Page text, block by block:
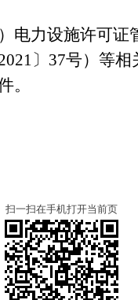
电力设施许可证
〕 37号）等相
。
扫一扫在手机打开当前页